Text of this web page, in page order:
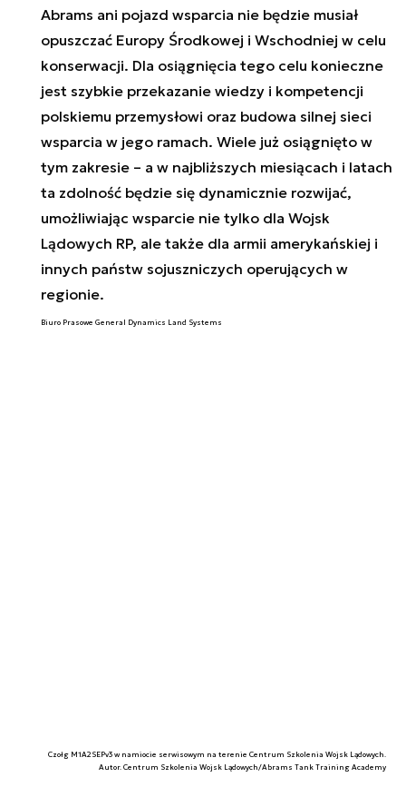
Abrams ani pojazd wsparcia nie będzie musiał
opuszczać Europy Środkowej i Wschodniej w celu
konserwacji. Dla osiągnięcia tego celu konieczne
jest szybkie przekazanie wiedzy i kompetencji
polskiemu przemysłowi oraz budowa silnej sieci
wsparcia w jego ramach. Wiele już osiągnięto w
tym zakresie – a w najbliższych miesiącach i latach
ta zdolność będzie się dynamicznie rozwijać,
umożliwiając wsparcie nie tylko dla Wojsk
Lądowych RP, ale także dla armii amerykańskiej i
innych państw sojuszniczych operujących w
regionie.
Biuro Prasowe General Dynamics Land Systems
Czołg M1A2SEPv3 w namiocie serwisowym na terenie Centrum Szkolenia Wojsk Lądowych.
Autor. Centrum Szkolenia Wojsk Lądowych/Abrams Tank Training Academy